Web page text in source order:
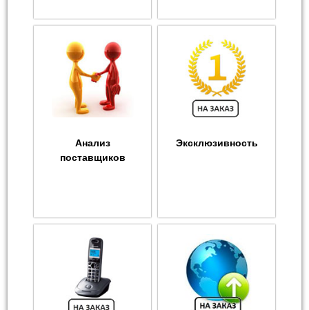
Анализ
поставщиков
Эксклюзивность